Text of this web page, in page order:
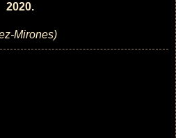
2020.
Mirones)